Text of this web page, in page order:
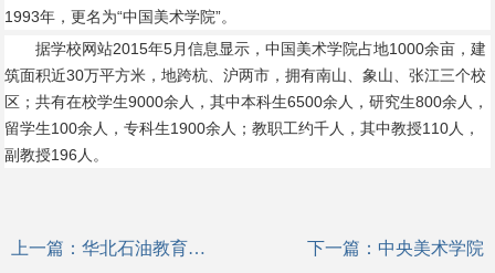
1993年，更名为“中国美术学院”。
据学校网站2015年5月信息显示，中国美术学院占地1000余亩，建
筑面积近30万平方米，地跨杭、沪两市，拥有南山、象山、张江三个校
区；共有在校学生9000余人，其中本科生6500余人，研究生800余人，
留学生100余人，专科生1900余人；教职工约千人，其中教授110人，
副教授196人。
上一篇： 华北石油教育学院美术系 下一篇： 中央美术学院